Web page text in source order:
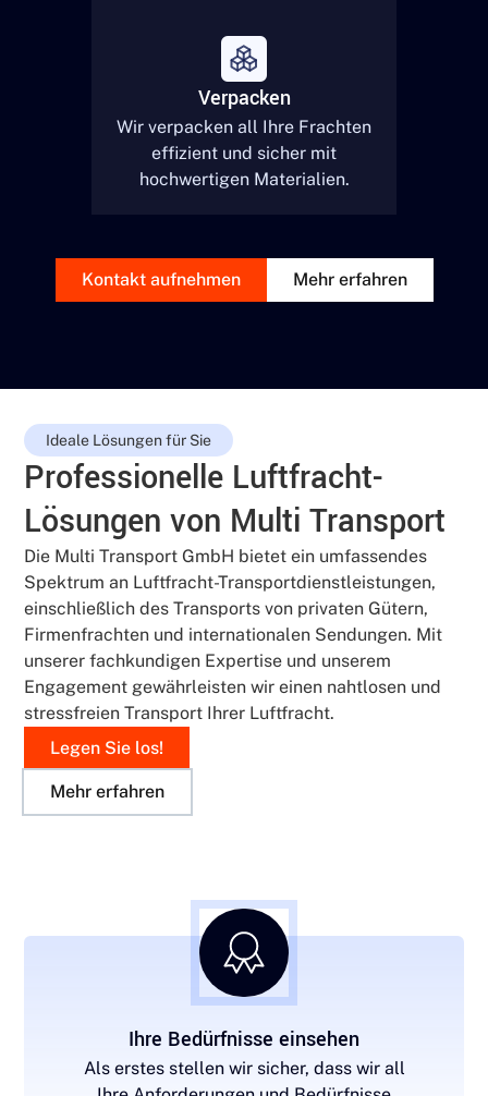
Verpacken
Wir verpacken all Ihre Frachten
effizient und sicher mit
hochwertigen Materialien.
Kontakt aufnehmen Mehr erfahren
Ideale Lösungen für Sie
Professionelle Luftfracht-
Lösungen von Multi Transport
Die Multi Transport GmbH bietet ein umfassendes
Spektrum an Luftfracht-Transportdienstleistungen,
einschließlich des Transports von privaten Gütern,
Firmenfrachten und internationalen Sendungen. Mit
unserer fachkundigen Expertise und unserem
Engagement gewährleisten wir einen nahtlosen und
stressfreien Transport Ihrer Luftfracht.
Legen Sie los!
Mehr erfahren
Ihre Bedürfnisse einsehen
Als erstes stellen wir sicher, dass wir all